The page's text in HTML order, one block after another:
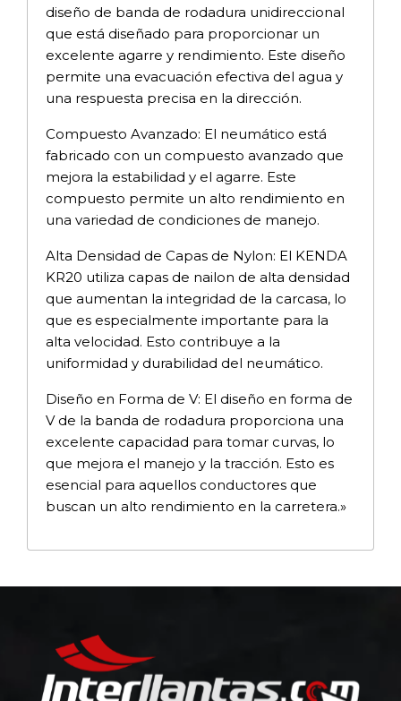
diseño de banda de rodadura unidireccional
que está diseñado para proporcionar un
excelente agarre y rendimiento. Este diseño
permite una evacuación efectiva del agua y
una respuesta precisa en la dirección.
Compuesto Avanzado: El neumático está
fabricado con un compuesto avanzado que
mejora la estabilidad y el agarre. Este
compuesto permite un alto rendimiento en
una variedad de condiciones de manejo.
Alta Densidad de Capas de Nylon: El KENDA
KR20 utiliza capas de nailon de alta densidad
que aumentan la integridad de la carcasa, lo
que es especialmente importante para la
alta velocidad. Esto contribuye a la
uniformidad y durabilidad del neumático.
Diseño en Forma de V: El diseño en forma de
V de la banda de rodadura proporciona una
excelente capacidad para tomar curvas, lo
que mejora el manejo y la tracción. Esto es
esencial para aquellos conductores que
buscan un alto rendimiento en la carretera.»